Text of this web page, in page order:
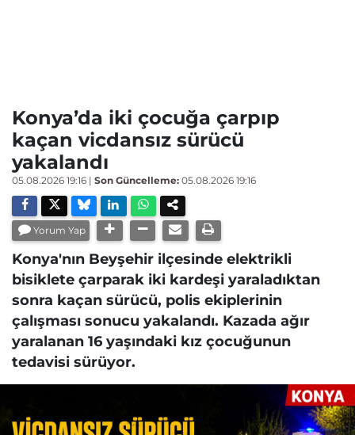
Konya’da iki çocuğa çarpıp
kaçan vicdansız sürücü
yakalandı
05.08.2026 19:16 | Son Güncelleme: 05.08.2026 19:16
Yorum Yap
Konya'nın Beyşehir ilçesinde elektrikli
bisiklete çarparak iki kardeşi yaraladıktan
sonra kaçan sürücü, polis ekiplerinin
çalışması sonucu yakalandı. Kazada ağır
yaralanan 16 yaşındaki kız çocuğunun
tedavisi sürüyor.